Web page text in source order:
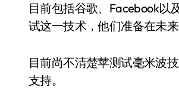
目前包括谷歌、Facebook以
试这一技术，他们准备在未
目前尚不清楚苹测试毫米波
支持。